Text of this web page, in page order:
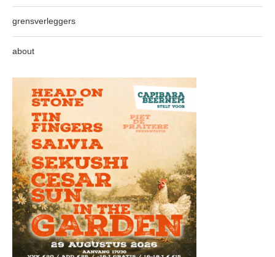
grensverleggers
about